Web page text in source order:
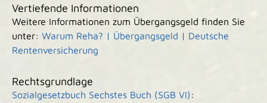
Vertiefende Informationen
Weitere Informationen zum Übergangsgeld finden Sie
unter: Warum Reha? | Übergangsgeld | Deutsche
Rentenversicherung
Rechtsgrundlage
Sozialgesetzbuch Sechstes Buch (SGB VI) :